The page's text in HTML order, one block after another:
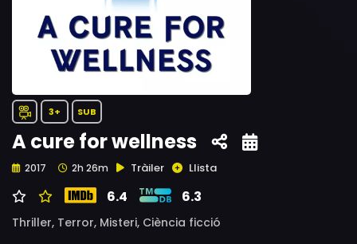
3+ SUB
A cure for wellness
2017 2h 26m Tràiler Llista
6.4 6.3
Thriller, Terror, Misteri, Ciència ficció